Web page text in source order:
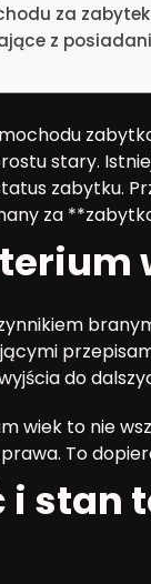
za zabytek
z
stary.
zabytku.
za
do
wiek to nie
To
stan